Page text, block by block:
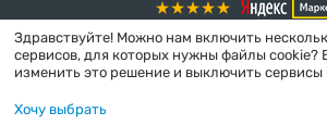
Интернет-магазин сделан в вебстудии
Здравствуйте! Можно нам включить
сервисов, для которых нужны файлы cookie?
изменить это решение и выключить сервисы
Хочу выбрать